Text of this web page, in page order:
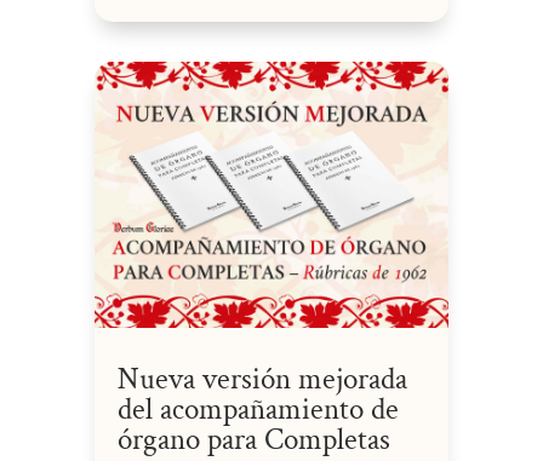
Nueva versión mejorada
del acompañamiento de
órgano para Completas